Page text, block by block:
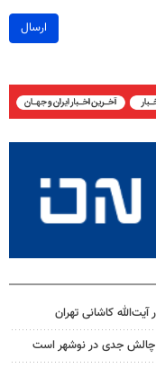
ارسال
آیت‌الله کاشانی تهران
چالش جدی در نوشهر است